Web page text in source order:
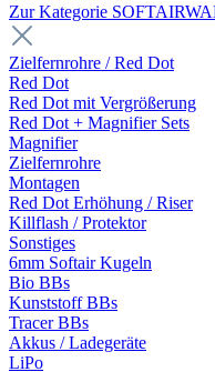
Zur Kategorie
Zielfernrohre / Red Dot
Red Dot
Red Dot mit Vergrößerung
Red Dot + Magnifier Sets
Magnifier
Zielfernrohre
Montagen
Red Dot Erhöhung / Riser
Killflash / Protektor
Sonstiges
6mm Softair Kugeln
Bio BBs
Kunststoff BBs
Tracer BBs
Akkus / Ladegeräte
LiPo